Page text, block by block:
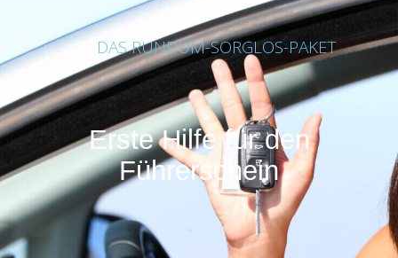
DAS RUNDUM-SORGLOS-PAKET
Erste Hilfe für den
Führerschein